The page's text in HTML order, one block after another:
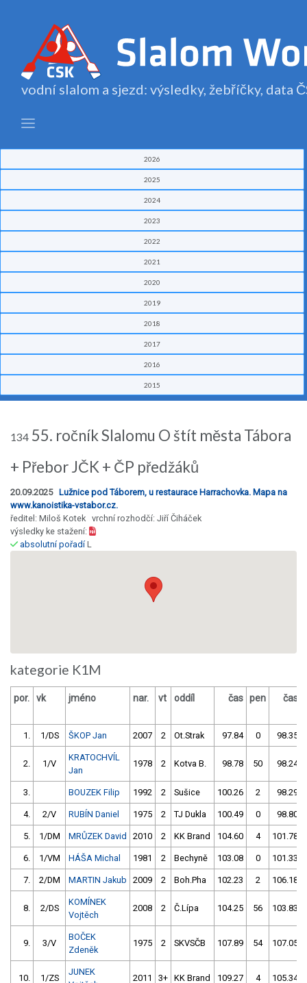
vodní slalom a sjezd: výsledky, žebříčky, data
2026
2025
2024
2023
2022
2021
2020
2019
2018
2017
2016
2015
134 55. ročník Slalomu O štít města Tábora
+ Přebor JČK + ČP předžáků
20.09.2025 Lužnice pod Táborem, u restaurace Harrachovka. Mapa na
www.kanoistika-vstabor.cz.
ředitel: Miloš Kotek vrchní rozhodčí: Jiří Čiháček
výsledky ke stažení:
absolutní pořadíL
kategorie K1M
por. vk jméno nar. vt oddíl čas pen čas
1. 1/DS ŠKOP Jan 2007 2 Ot.Strak 97.84 0 98.35
2. 1/V
KRATOCHVÍL
Jan
1978 2 Kotva B. 98.78 50 98.24
3. BOUZEK Filip 1992 2 Sušice 100.26 2 98.29
4. 2/V RUBÍN Daniel 1975 2 TJ Dukla 100.49 0 98.80
5. 1/DM MRŮZEK David 2010 2 KK Brand 104.60 4 101.78
6. 1/VM HÁŠA Michal 1981 2 Bechyně 103.08 0 101.33
7. 2/DM MARTIN Jakub 2009 2 Boh.Pha 102.23 2 106.18
8. 2/DS
KOMÍNEK
Vojtěch
2008 2 Č.Lípa 104.25 56 103.83
9. 3/V
BOČEK
Zdeněk
1975 2 SKVSČB 107.89 54 107.05
10. 1/ZS
JUNEK
2011 3+ KK Brand 109.27 4 105.34